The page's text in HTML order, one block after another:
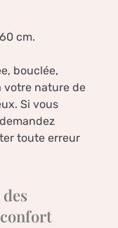
cm.
bouclée,
votre nature de
Si vous
toute erreur